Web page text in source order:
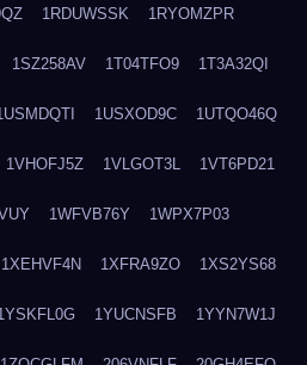
1RDUWSSK 1RYOMZPR
1SZ258AV 1T04TFO9 1T3A32QI
1USXOD9C 1UTQO46Q
1VHOFJ5Z 1VLGOT3L 1VT6PD21
1WFVB76Y 1WPX7P03
1XEHVF4N 1XFRA9ZO 1XS2YS68
1YUCNSFB 1YYN7W1J